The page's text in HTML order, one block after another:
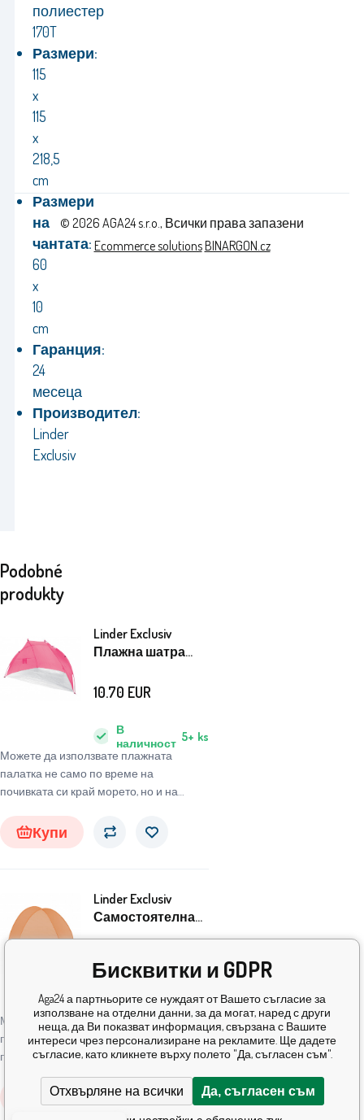
полиестер
170T
Размери:
115
x
115
x
218,5
cm
Размери
на
чантата:
60
x
10
cm
Гаранция:
24
месеца
Производител:
Linder
Exclusiv
Podobné
produkty
Linder Exclusiv
Плажна шатра
Можете да използвате плажната
палатка не само по време на
почивката си край морето, но и на
в градината.
В
наличност 5+ ks
10.70 EUR
Купи
Linder Exclusiv
Самостоятелна
сгъваема плажна
Orange
Можете да използвате плажната
палатка не само по време на
почивката си край морето, но и на
обществения басейн или край басейна
в градината.
В
наличност 5+ ks
Купи
© 2026 AGA24 s.r.o., Всички права запазени
Ecommerce solutionsBINARGON.cz
Бисквитки и GDPR
Aga24 а партньорите се нуждаят от Вашето съгласие за
използване на отделни данни, за да могат, наред с други
неща, да Ви показват информация, свързана с Вашите
интереси чрез персонализиране на рекламите. Ще дадете
съгласие, като кликнете върху полето "Да, съгласен съм".
Отхвърляне на всички Да, съгласен съм